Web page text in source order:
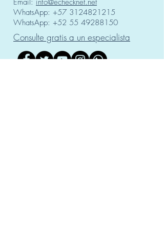
Email: info@echecknet.net
WhatsApp: +57 3124821215
WhatsApp: +52 55 49288150
Consulte gratis a un especialista